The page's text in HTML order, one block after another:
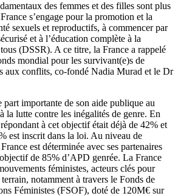
des femmes et des filles sont plus
s’engage pour la promotion et la
sexuels et reproductifs, à commencer par
et à l’éducation complète à la
(DSSR). A ce titre, la France a rappelé
mondial pour les survivant(e)s de
aux conflits, co-fondé Nadia Murad et le Dr
part importante de son aide publique au
la lutte contre les inégalités de genre. En
à cet objectif était déjà de 42% et
est inscrit dans la loi. Au niveau de
est déterminée avec ses partenaires
de 85% d’APD genrée. La France
féministes, acteurs clés pour
notamment à travers le Fonds de
Féministes (FSOF), doté de 120M€ sur